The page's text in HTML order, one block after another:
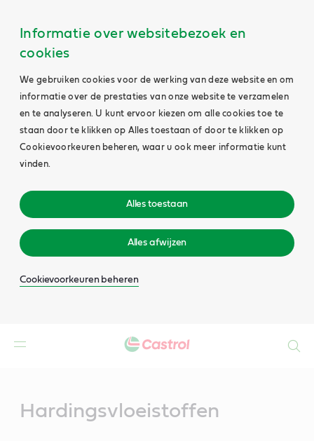
Informatie over websitebezoek en
cookies
We gebruiken cookies voor de werking van deze website en om
informatie over de prestaties van onze website te verzamelen
en te analyseren. U kunt ervoor kiezen om alle cookies toe te
staan door te klikken op Alles toestaan of door te klikken op
Cookievoorkeuren beheren, waar u ook meer informatie kunt
vinden.
Alles toestaan
Alles afwijzen
Cookievoorkeuren beheren
Hardingsvloeistoffen